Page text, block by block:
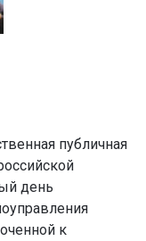
публичная
день
к